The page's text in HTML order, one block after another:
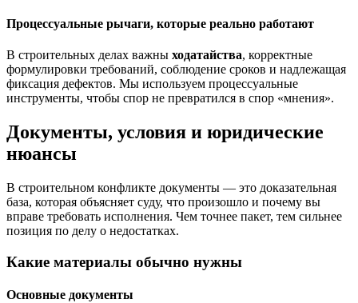
Процессуальные рычаги, которые реально работают
В строительных делах важны ходатайства, корректные
формулировки требований, соблюдение сроков и надлежащая
фиксация дефектов. Мы используем процессуальные
инструменты, чтобы спор не превратился в спор «мнения».
Документы, условия и юридические
нюансы
В строительном конфликте документы — это доказательная
база, которая объясняет суду, что произошло и почему вы
вправе требовать исполнения. Чем точнее пакет, тем сильнее
позиция по делу о недостатках.
Какие материалы обычно нужны
Основные документы